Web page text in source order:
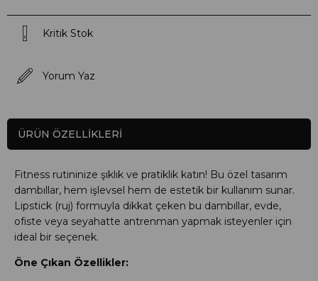
Kritik Stok
Yorum Yaz
ÜRÜN ÖZELLIKLERI
Fitness rutininize şıklık ve pratiklik katın! Bu özel tasarım
dambıllar, hem işlevsel hem de estetik bir kullanım sunar.
Lipstick (ruj) formuyla dikkat çeken bu dambıllar, evde,
ofiste veya seyahatte antrenman yapmak isteyenler için
ideal bir seçenek.
Öne Çıkan Özellikler: